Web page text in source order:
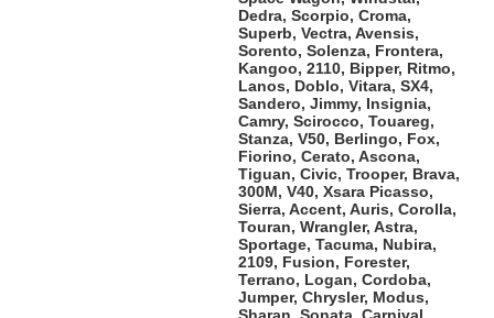
Dedra, Scorpio, Croma,
Superb, Vectra, Avensis,
Sorento, Solenza, Frontera,
Kangoo, 2110, Bipper, Ritmo,
Lanos, Doblo, Vitara, SX4,
Sandero, Jimmy, Insignia,
Camry, Scirocco, Touareg,
Stanza, V50, Berlingo, Fox,
Fiorino, Cerato, Ascona,
Tiguan, Civic, Trooper, Brava,
300M, V40, Xsara Picasso,
Sierra, Accent, Auris, Corolla,
Touran, Wrangler, Astra,
Sportage, Tacuma, Nubira,
2109, Fusion, Forester,
Terrano, Logan, Cordoba,
Jumper, Chrysler, Modus,
Sharan, Sonata, Carnival,